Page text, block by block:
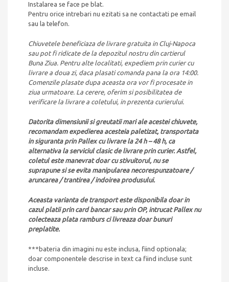
Instalarea se face pe blat.
Pentru orice intrebari nu ezitati sa ne contactati pe email
sau la telefon.
Chiuvetele beneficiaza de livrare gratuita in Cluj-Napoca
sau pot fi ridicate de la depozitul nostru din cartierul
Buna Ziua. Pentru alte localitati, expediem prin curier cu
livrare a doua zi, daca plasati comanda pana la ora 14:00.
Comenzile plasate dupa aceasta ora vor fi procesate in
ziua urmatoare. La cerere, oferim si posibilitatea de
verificare la livrare a coletului, in prezenta curierului.
Datorita dimensiunii si greutatii mari ale acestei chiuvete,
recomandam expedierea acesteia paletizat, transportata
in siguranta prin Pallex cu livrare la 24 h – 48 h, ca
alternativa la serviciul clasic de livrare prin curier. Astfel,
coletul este manevrat doar cu stivuitorul, nu se
suprapune si se evita manipularea necorespunzatoare /
aruncarea / trantirea / indoirea produsului.
Aceasta varianta de transport este disponibila doar in
cazul platii prin card bancar sau prin OP, intrucat Pallex nu
colecteaza plata ramburs ci livreaza doar bunuri
preplatite.
***bateria din imagini nu este inclusa, fiind optionala;
doar componentele descrise in text ca fiind incluse sunt
incluse.